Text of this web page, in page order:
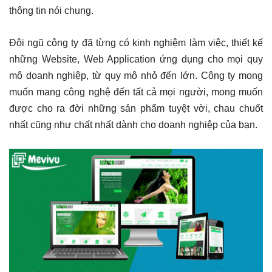
thông tin nói chung.
Đội ngũ công ty đã từng có kinh nghiệm làm việc, thiết kế
những Website, Web Application ứng dụng cho mọi quy
mô doanh nghiệp, từ quy mô nhỏ đến lớn. Công ty mong
muốn mang công nghệ đến tất cả mọi người, mong muốn
được cho ra đời những sản phẩm tuyệt vời, chau chuốt
nhất cũng như chất nhất dành cho doanh nghiệp của bạn.